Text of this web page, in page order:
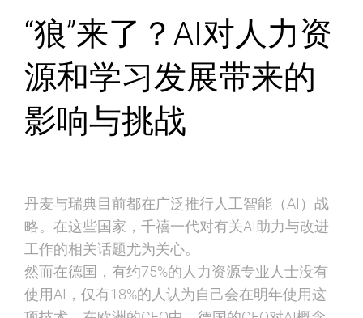
“狼”来了？AI对人力资
源和学习发展带来的
影响与挑战
丹麦与瑞典目前都在广泛推行人工智能（AI）战
略。在这些国家，千禧一代对有关AI助力与改进
工作的相关话题尤为关心。
然而在德国，有约75%的人力资源专业人士没有
使用AI，仅有18%的人认为自己会在明年使用这